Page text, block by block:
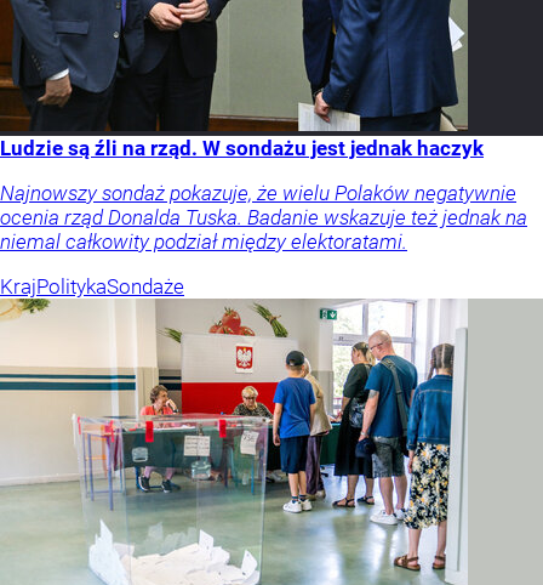
Ludzie są źli na rząd. W sondażu jest jednak haczyk
Najnowszy sondaż pokazuje, że wielu Polaków negatywnie
ocenia rząd Donalda Tuska. Badanie wskazuje też jednak na
niemal całkowity podział między elektoratami.
KrajPolitykaSondaże